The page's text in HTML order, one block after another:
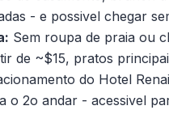
- e possivel chegar
Sem roupa de praia ou
de ~$15, pratos
do Hotel
o 2o andar - acessivel